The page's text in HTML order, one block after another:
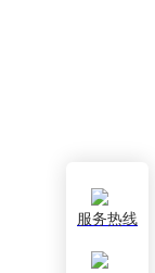
服务热线